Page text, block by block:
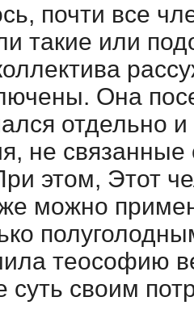
почти все
такие или
Она
отдельно
не
этом, Этот
можно
теософию
суть своим